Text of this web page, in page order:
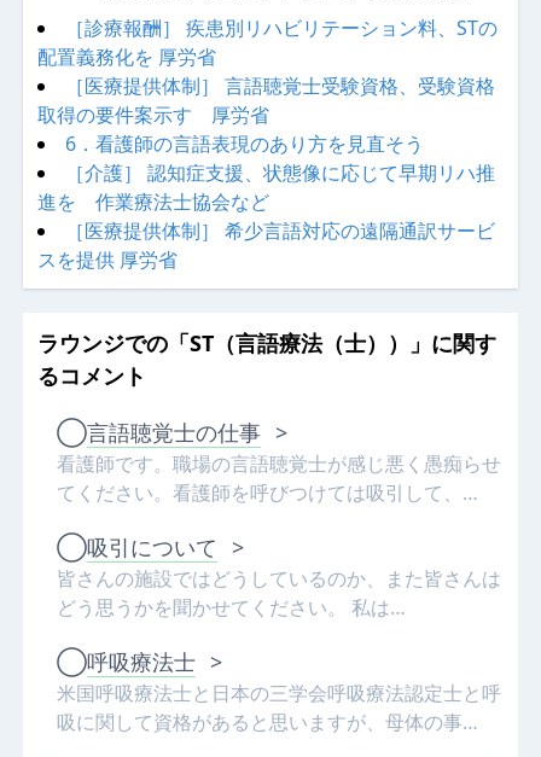
［診療報酬］ 疾患別リハビリテーション料、STの
配置義務化を 厚労省
［医療提供体制］ 言語聴覚士受験資格、受験資格
取得の要件案示す 厚労省
6．看護師の言語表現のあり方を見直そう
［介護］ 認知症支援、状態像に応じて早期リハ推
進を 作業療法士協会など
［医療提供体制］ 希少言語対応の遠隔通訳サービ
スを提供 厚労省
ラウンジでの「ST（言語療法（士））」に関す
るコメント
◯言語聴覚士の仕事 >
看護師です。職場の言語聴覚士が感じ悪く愚痴らせ
てください。看護師を呼びつけては吸引して、…
◯吸引について >
皆さんの施設ではどうしているのか、また皆さんは
どう思うかを聞かせてください。 私は…
◯呼吸療法士 >
米国呼吸療法士と日本の三学会呼吸療法認定士と呼
吸に関して資格があると思いますが、母体の事…